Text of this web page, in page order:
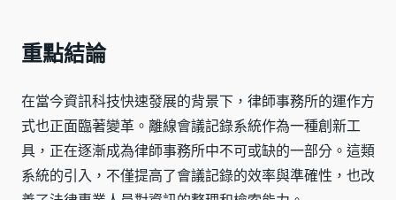
重點結論
在當今資訊科技快速發展的背景下，律師事務所的運作方
式也正面臨著變革。離線會議記錄系統作為一種創新工
具，正在逐漸成為律師事務所中不可或缺的一部分。這類
系統的引入，不僅提高了會議記錄的效率與準確性，也改